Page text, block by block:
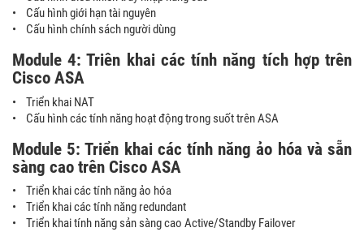
• Cấu hình giới hạn tài nguyên
• Cấu hình chính sách người dùng
Module 4: Triên khai các tính năng tích hợp trên
Cisco ASA
• Triển khai NAT
• Cấu hình các tính năng hoạt động trong suốt trên ASA
Module 5: Triển khai các tính năng ảo hóa và sẵn
sàng cao trên Cisco ASA
• Triển khai các tính năng ảo hóa
• Triển khai các tính năng redundant
• Triển khai tính năng sản sàng cao Active/Standby Failover